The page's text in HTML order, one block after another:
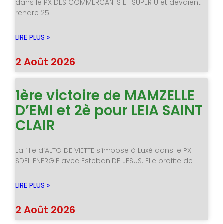
dans le PX DES COMMERCANTS ET SUPER U et devaient
rendre 25
LIRE PLUS »
2 Août 2026
1ère victoire de MAMZELLE
D’EMI et 2è pour LEIA SAINT
CLAIR
La fille d’ALTO DE VIETTE s’impose à Luxé dans le PX
SDEL ENERGIE avec Esteban DE JESUS. Elle profite de
LIRE PLUS »
2 Août 2026